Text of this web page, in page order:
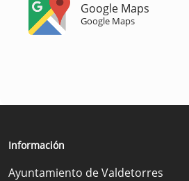
Google Maps
Google Maps
Información
Ayuntamiento de Valdetorres